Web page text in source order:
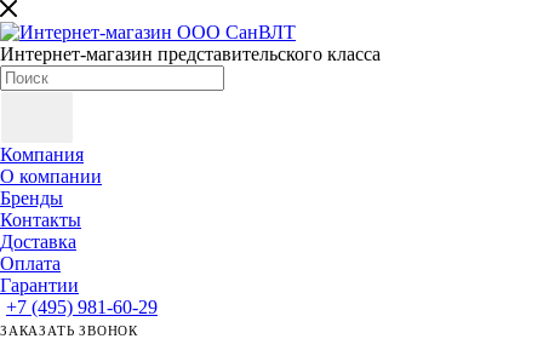
Интернет-магазин представительского класса
Компания
О компании
Бренды
Контакты
Доставка
Оплата
Гарантии
+7 (495) 981-60-29
ЗАКАЗАТЬ ЗВОНОК